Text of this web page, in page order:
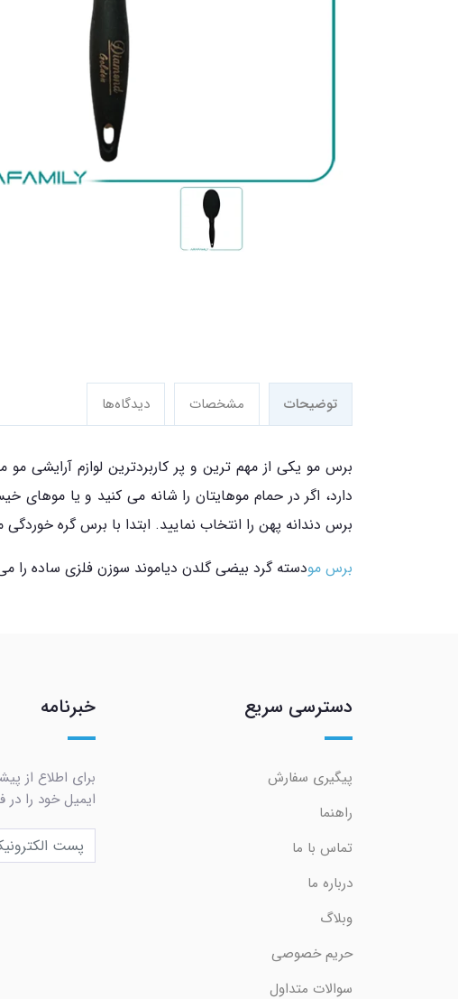
توضیحات مشخصات دیدگاه‌ها
برس مو یکی از مهم ترین و پر کاربردترین لوازم آرایشی
دارد، اگر در حمام موهایتان را شانه می کنید و یا
برس دندانه پهن را انتخاب نمایید. ابتدا با برس گره
برس مودسته گرد بیضی گلدن دیاموند سوزن فلزی ساده را می
دسترسی سریع
پیگیری سفارش
راهنما
تماس با ما
درباره ما
وبلاگ
حریم خصوصی
سوالات متداول
خبرنامه
برای اطلاع از
ایمیل خود را در